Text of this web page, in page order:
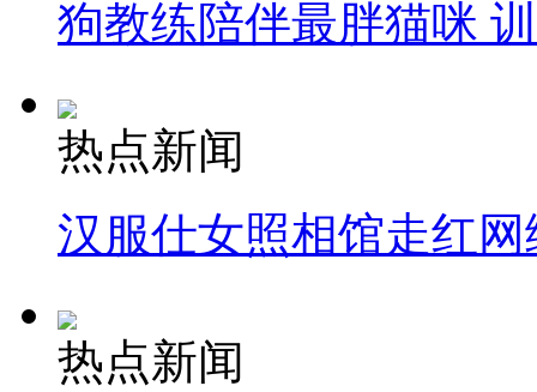
狗教练陪伴最胖猫咪
热点新闻
汉服仕女照相馆走红网
热点新闻